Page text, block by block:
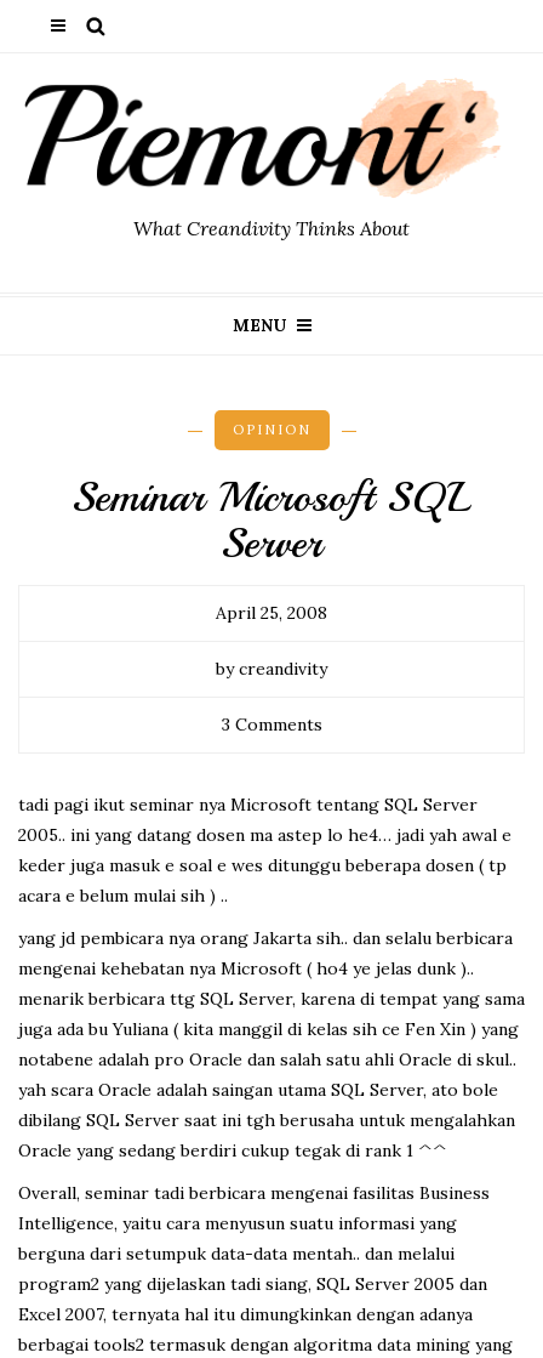
What Creandivity Thinks About
MENU
OPINION
Seminar Microsoft SQL
Server
April 25, 2008
by creandivity
3 Comments
tadi pagi ikut seminar nya Microsoft tentang SQL Server
2005.. ini yang datang dosen ma astep lo he4… jadi yah awal e
keder juga masuk e soal e wes ditunggu beberapa dosen ( tp
acara e belum mulai sih ) ..
yang jd pembicara nya orang Jakarta sih.. dan selalu berbicara
mengenai kehebatan nya Microsoft ( ho4 ye jelas dunk )..
menarik berbicara ttg SQL Server, karena di tempat yang sama
juga ada bu Yuliana ( kita manggil di kelas sih ce Fen Xin ) yang
notabene adalah pro Oracle dan salah satu ahli Oracle di skul..
yah scara Oracle adalah saingan utama SQL Server, ato bole
dibilang SQL Server saat ini tgh berusaha untuk mengalahkan
Oracle yang sedang berdiri cukup tegak di rank 1 ^^
Overall, seminar tadi berbicara mengenai fasilitas Business
Intelligence, yaitu cara menyusun suatu informasi yang
berguna dari setumpuk data-data mentah.. dan melalui
program2 yang dijelaskan tadi siang, SQL Server 2005 dan
Excel 2007, ternyata hal itu dimungkinkan dengan adanya
berbagai tools2 termasuk dengan algoritma data mining yang